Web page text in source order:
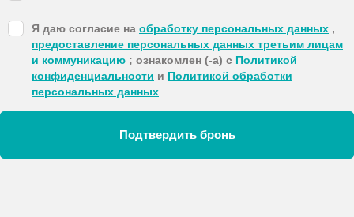
Я даю согласие на обработку персональных данных ,
предоставление персональных данных третьим лицам
и коммуникацию ; ознакомлен (-а) с Политикой
конфиденциальности и Политикой обработки
персональных данных
Подтвердить бронь